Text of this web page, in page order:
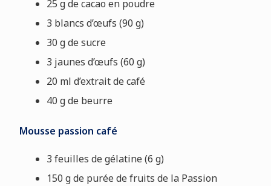
25 g de cacao en poudre
3 blancs d’œufs (90 g)
30 g de sucre
3 jaunes d’œufs (60 g)
20 ml d’extrait de café
40 g de beurre
Mousse passion café
3 feuilles de gélatine (6 g)
150 g de purée de fruits de la Passion